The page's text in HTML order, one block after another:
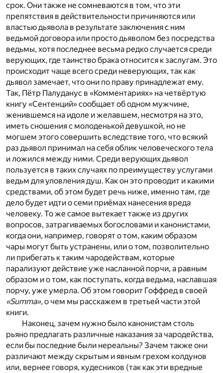
срок. Они также не сомневаются в том, что эти
препятствия в действительности причиняются или
властью дьявола в результате заключения с ним
ведьмой договора или просто дьяволом без посредства
ведьмы, хотя последнее весьма редко случается среди
верующих, где таинство брака относится к заслугам. Это
происходит чаще всего среди неверующих, так как
дьявол замечает, что они по праву принадлежат ему.
Так, Пётр Палуданус в «Комментариях» на четвёртую
книгу «Сентенций» сообщает об одном мужчине,
женившемся на идоле и желавшем, несмотря на это,
иметь сношения с молоденькой девушкой, но не
могшем этого совершить вследствие того, что всякий
раз дьявол принимал на себя облик человеческого тела
и ложился между ними. Среди верующих дьявол
пользуется в таких случаях по преимуществу услугами
ведьм для уловления душ. Как он это проводит и какими
средствами, об этом будет речь ниже, именно там, где
дело будет идти о семи приёмах нанесения вреда
человеку. То же самое вытекает также из других
вопросов, затрагиваемых богословами и канонистами,
когда они, например, говорят о том, каким образом
чары могут быть устранены, или о том, позволительно
ли прибегать к таким чародействам, которые
парализуют действие уже насланной порчи, а равным
образом и о том, как поступать, когда ведьма, наславшая
порчу, уже умерла. Об этом говорит Гоффред в своей
«Summa», о чем мы расскажем в третьей части этой
книги.
Наконец, зачем нужно было канонистам столь
рьяно предлагать различные наказания за чародейства,
если бы последние были нереальны? Зачем также они
различают между скрытым и явным грехом колдунов
или, вернее говоря, кудесников (так как эти вредные